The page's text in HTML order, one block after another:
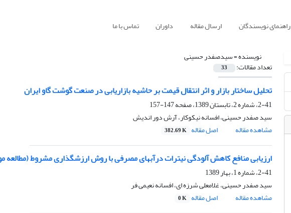
راهنمای نویسندگان ارسال مقاله داوران تماس با ما
نویسنده =سیدصفدر حسینی
تعداد مقالات: 33
تحلیل ساختار بازار و اثر انتقال قیمت بر حاشیه بازاریابی در صنعت گوشت گاو ایران
2-41، شماره 2، تابستان 1389، صفحه
147-157
سید صفدر حسینی، افسانه نیکوکار، آرش دور اندیش
مشاهده مقاله
اصل مقاله 382.69 K
ارزیابی منافع کاهش آلودگی نیترات درآبهای مصرفی با روش ارزشگذاری مشروط (مطالعه
2-41، شماره 1، بهار 1389
سید صفدر حسینی، غلامعلی شرزه ای، افسانه نعیمی فر
مشاهده مقاله
اصل مقاله 0 K